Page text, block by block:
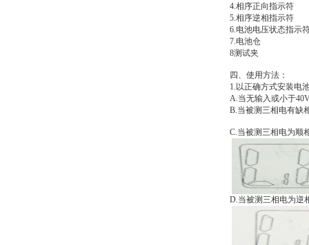
4.相序正向指示符
5.相序逆相指示符
6.电池电压状态指示
7.电池仓
8测试夹
四、使用方法：
1. 以正确方式安装电
A.当无输入或小于
B.当被测三相电有缺
C.当被测三相电为顺
D.当被测三相电为逆